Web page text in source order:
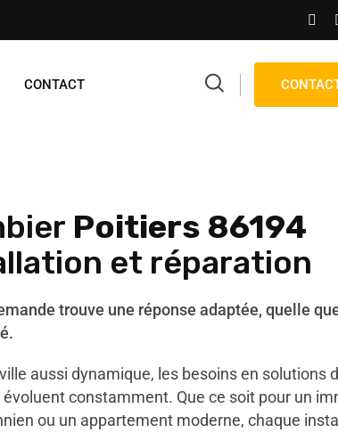
CONTACT
Poitiers 86194
et réparation
trouve une réponse adaptée, quelle
aussi dynamique, les besoins en solutions
constamment. Que ce soit pour un
ou un appartement moderne, chaque